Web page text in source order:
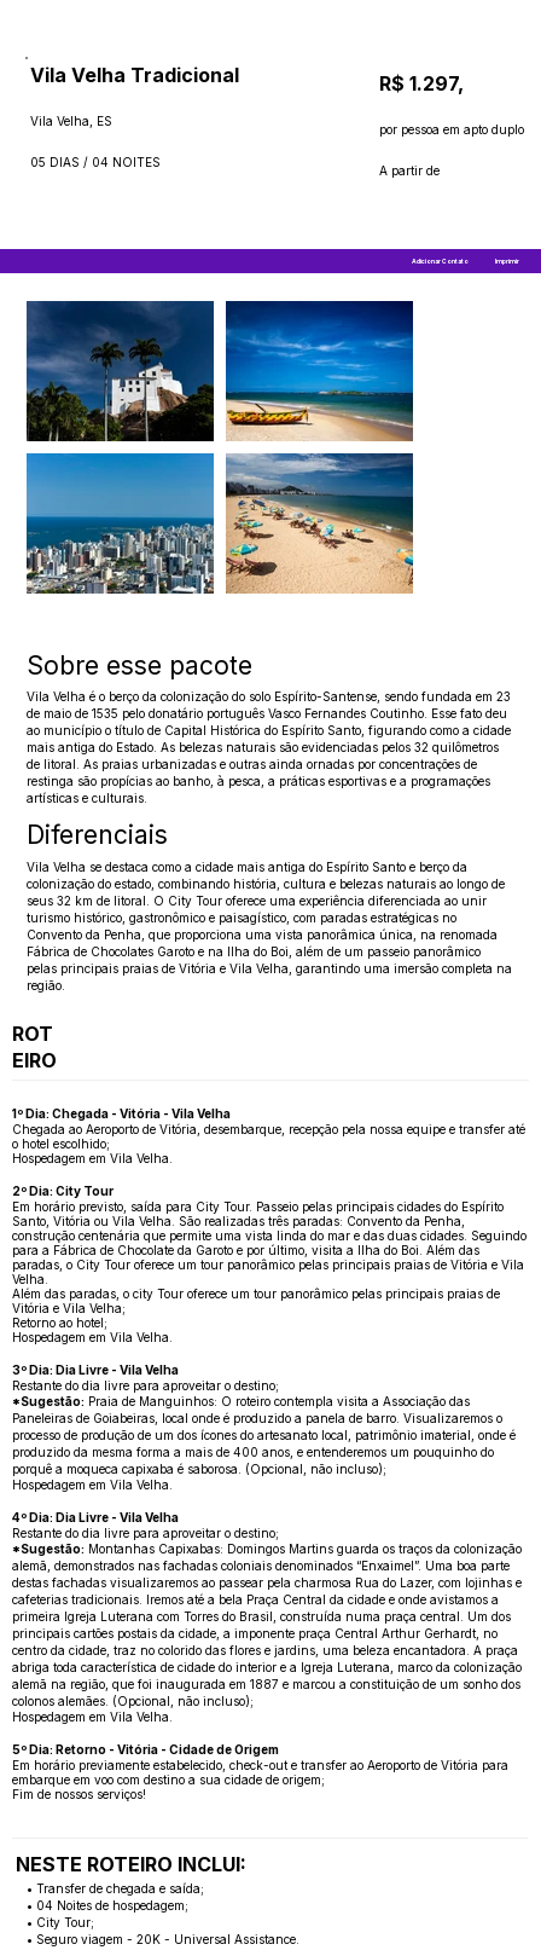
Adicionar Contato Imprimir
Vila Velha Tradicional
Vila Velha, ES
05 DIAS / 04 NOITES
A partir de
R$ 1.297,
por pessoa em apto duplo
Sobre esse pacote
Vila Velha é o berço da colonização do solo Espírito-Santense, sendo fundada em 23
de maio de 1535 pelo donatário português Vasco Fernandes Coutinho. Esse fato deu
ao município o título de Capital Histórica do Espírito Santo, figurando como a cidade
mais antiga do Estado. As belezas naturais são evidenciadas pelos 32 quilômetros
de litoral. As praias urbanizadas e outras ainda ornadas por concentrações de
restinga são propícias ao banho, à pesca, a práticas esportivas e a programações
artísticas e culturais.
Diferenciais
Vila Velha se destaca como a cidade mais antiga do Espírito Santo e berço da
colonização do estado, combinando história, cultura e belezas naturais ao longo de
seus 32 km de litoral. O City Tour oferece uma experiência diferenciada ao unir
turismo histórico, gastronômico e paisagístico, com paradas estratégicas no
Convento da Penha, que proporciona uma vista panorâmica única, na renomada
Fábrica de Chocolates Garoto e na Ilha do Boi, além de um passeio panorâmico
pelas principais praias de Vitória e Vila Velha, garantindo uma imersão completa na
região.
NESTE ROTEIRO INCLUI:
• Transfer de chegada e saída;
• 04 Noites de hospedagem;
• City Tour;
• Seguro viagem - 20K - Universal Assistance.
ROT
EIRO
1º Dia: Chegada - Vitória - Vila Velha
Chegada ao Aeroporto de Vitória, desembarque, recepção pela nossa equipe e transfer até
o hotel escolhido;
Hospedagem em Vila Velha.
2º Dia: City Tour
Em horário previsto, saída para City Tour. Passeio pelas principais cidades do Espírito
Santo, Vitória ou Vila Velha. São realizadas três paradas: Convento da Penha,
construção centenária que permite uma vista linda do mar e das duas cidades. Seguindo
para a Fábrica de Chocolate da Garoto e por último, visita a Ilha do Boi. Além das
paradas, o City Tour oferece um tour panorâmico pelas principais praias de Vitória e Vila
Velha.
Além das paradas, o city Tour oferece um tour panorâmico pelas principais praias de
Vitória e Vila Velha;
Retorno ao hotel;
Hospedagem em Vila Velha.
3º Dia: Dia Livre - Vila Velha
Restante do dia livre para aproveitar o destino;
*Sugestão: Praia de Manguinhos: O roteiro contempla visita a Associação das
Paneleiras de Goiabeiras, local onde é produzido a panela de barro. Visualizaremos o
processo de produção de um dos ícones do artesanato local, patrimônio imaterial, onde é
produzido da mesma forma a mais de 400 anos, e entenderemos um pouquinho do
porquê a moqueca capixaba é saborosa. (Opcional, não incluso);
Hospedagem em Vila Velha.
4º Dia: Dia Livre - Vila Velha
Restante do dia livre para aproveitar o destino;
*Sugestão: Montanhas Capixabas: Domingos Martins guarda os traços da colonização
alemã, demonstrados nas fachadas coloniais denominados “Enxaimel”. Uma boa parte
destas fachadas visualizaremos ao passear pela charmosa Rua do Lazer, com lojinhas e
cafeterias tradicionais. Iremos até a bela Praça Central da cidade e onde avistamos a
primeira Igreja Luterana com Torres do Brasil, construída numa praça central. Um dos
principais cartões postais da cidade, a imponente praça Central Arthur Gerhardt, no
centro da cidade, traz no colorido das flores e jardins, uma beleza encantadora. A praça
abriga toda característica de cidade do interior e a Igreja Luterana, marco da colonização
alemã na região, que foi inaugurada em 1887 e marcou a constituição de um sonho dos
colonos alemães. (Opcional, não incluso);
Hospedagem em Vila Velha.
5º Dia: Retorno - Vitória - Cidade de Origem
Em horário previamente estabelecido, check-out e transfer ao Aeroporto de Vitória para
embarque em voo com destino a sua cidade de origem;
Fim de nossos serviços!